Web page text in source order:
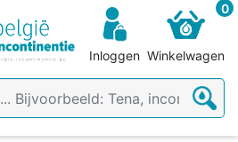
Inloggen
0
Winkelwagen